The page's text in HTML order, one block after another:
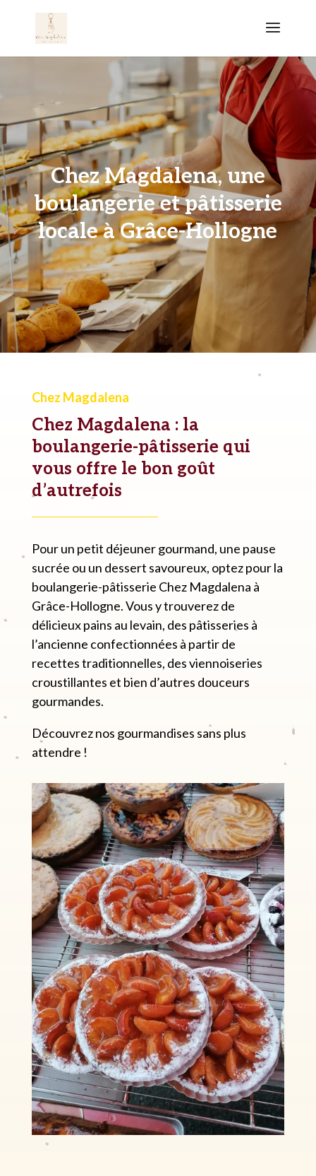
Chez Magdalena, une
boulangerie et pâtisserie
locale à Grâce-Hollogne
Chez Magdalena
Chez Magdalena : la
boulangerie-pâtisserie qui
vous offre le bon goût
d’autrefois
Pour un petit déjeuner gourmand, une pause
sucrée ou un dessert savoureux, optez pour la
boulangerie-pâtisserie Chez Magdalena à
Grâce-Hollogne. Vous y trouverez de
délicieux pains au levain, des pâtisseries à
l’ancienne confectionnées à partir de
recettes traditionnelles, des viennoiseries
croustillantes et bien d’autres douceurs
gourmandes.
Découvrez nos gourmandises sans plus
attendre !